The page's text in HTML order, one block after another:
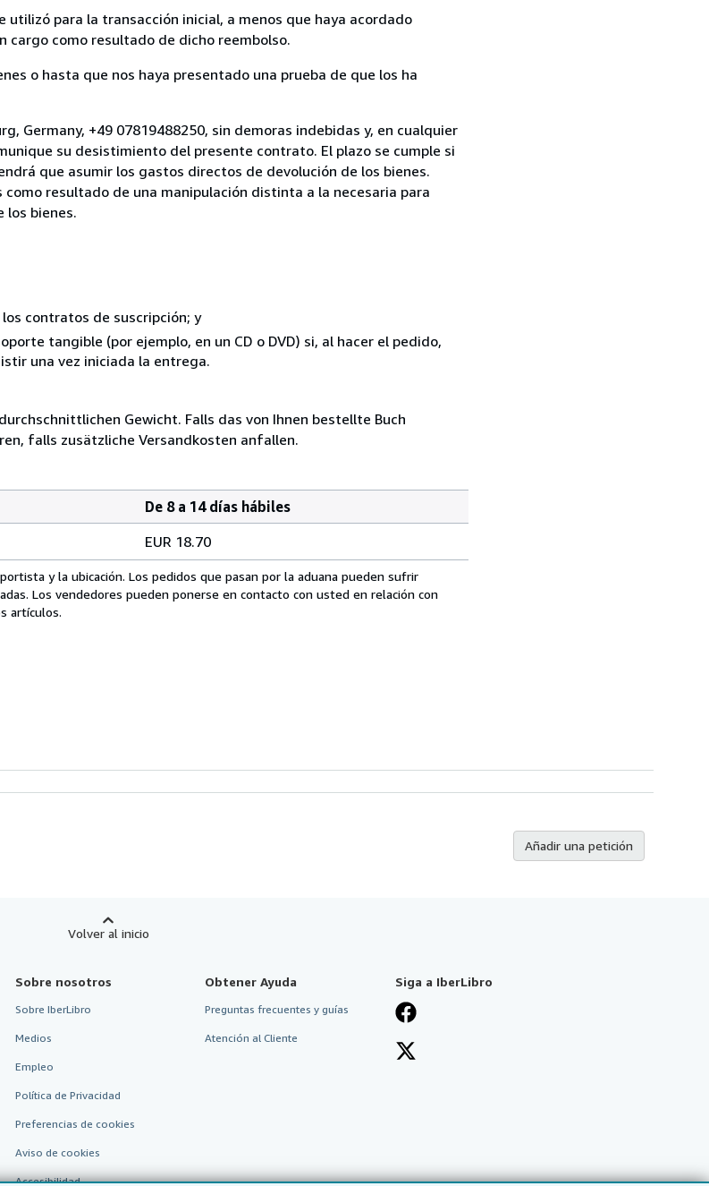
para la transacción inicial, a menos que haya acordado
cargo como resultado de dicho reembolso.
o hasta que nos haya presentado una prueba de que los ha
Germany, +49 07819488250, sin demoras indebidas y, en cualquier
su desistimiento del presente contrato. El plazo se cumple si
que asumir los gastos directos de devolución de los bienes.
resultado de una manipulación distinta a la necesaria para
los bienes.
contratos de suscripción; y
tangible (por ejemplo, en un CD o DVD) si, al hacer el pedido,
una vez iniciada la entrega.
Gewicht. Falls das von Ihnen bestellte Buch
falls zusätzliche Versandkosten anfallen.
De 8 a 14 días hábiles
EUR 18.70
y la ubicación. Los pedidos que pasan por la aduana pueden sufrir
Los vendedores pueden ponerse en contacto con usted en relación con
artículos.
Añadir una petición
Volver al inicio
Sobre nosotros
Sobre IberLibro
Medios
Empleo
Política de Privacidad
Preferencias de cookies
Aviso de cookies
Accesibilidad
Obtener Ayuda
Preguntas frecuentes y guías
Atención al Cliente
Siga a IberLibro